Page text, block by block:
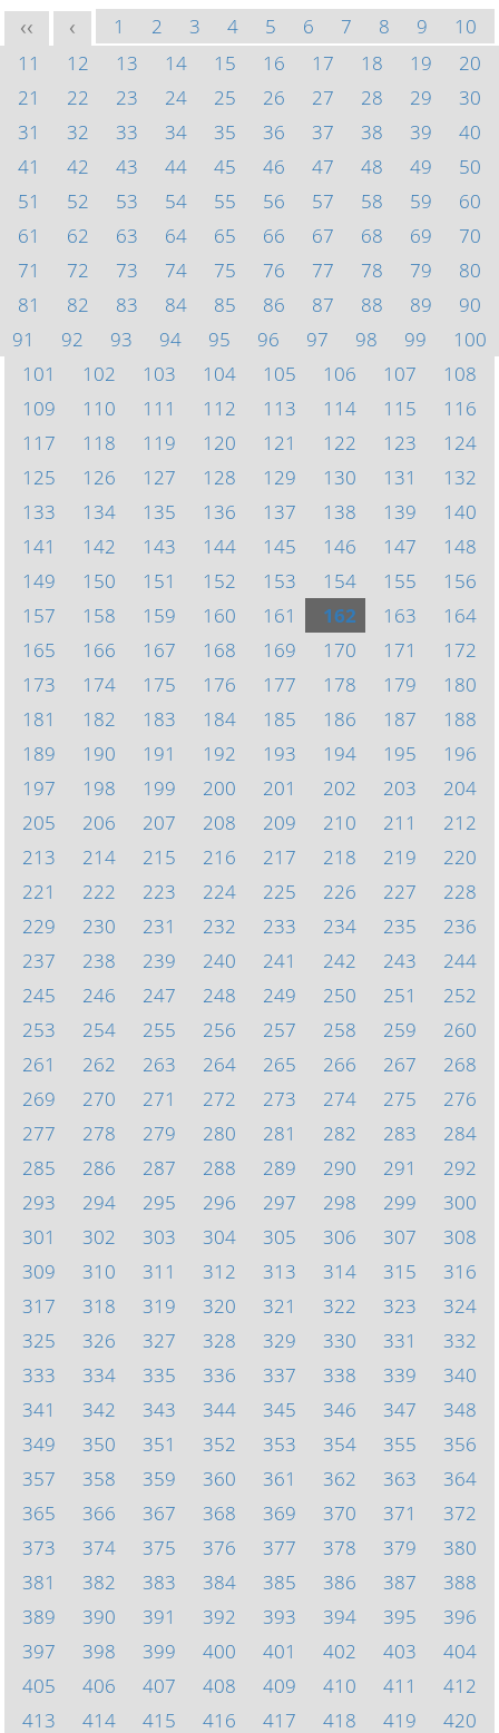
<< < 1 2 3 4 5 6 7 8 9
10
11
12 13 14 15 16 17 18 19
20
21
22 23 24 25 26 27 28 29
30
31
32 33 34 35 36 37 38 39
40
41
42 43 44 45 46 47 48 49
50
51
52 53 54 55 56 57 58 59
60
61
62 63 64 65 66 67 68 69
70
71
72 73 74 75 76 77 78 79
80
81
82 83 84 85 86 87 88 89
90
91
92 93 94 95 96 97 98 99
100
101
102 103 104 105 106 107
108
109
110 111 112 113 114 115
116
117
118 119 120 121 122 123
124
125
126 127 128 129 130 131
132
133
134 135 136 137 138 139
140
141
142 143 144 145 146 147
148
149
150 151 152 153 154 155
156
157
158 159 160 161 162 163
164
165
166 167 168 169 170 171
172
173
174 175 176 177 178 179
180
181
182 183 184 185 186 187
188
189
190 191 192 193 194 195
196
197
198 199 200 201 202 203
204
205
206 207 208 209 210 211
212
213
214 215 216 217 218 219
220
221
222 223 224 225 226 227
228
229
230 231 232 233 234 235
236
237
238 239 240 241 242 243
244
245
246 247 248 249 250 251
252
253
254 255 256 257 258 259
260
261
262 263 264 265 266 267
268
269
270 271 272 273 274 275
276
277
278 279 280 281 282 283
284
285
286 287 288 289 290 291
292
293
294 295 296 297 298 299
300
301
302 303 304 305 306 307
308
309
310 311 312 313 314 315
316
317
318 319 320 321 322 323
324
325
326 327 328 329 330 331
332
333
334 335 336 337 338 339
340
341
342 343 344 345 346 347
348
349
350 351 352 353 354 355
356
357
358 359 360 361 362 363
364
365
366 367 368 369 370 371
372
373
374 375 376 377 378 379
380
381
382 383 384 385 386 387
388
389
390 391 392 393 394 395
396
397
398 399 400 401 402 403
404
405
406 407 408 409 410 411
412
413
414 415 416 417 418 419 420